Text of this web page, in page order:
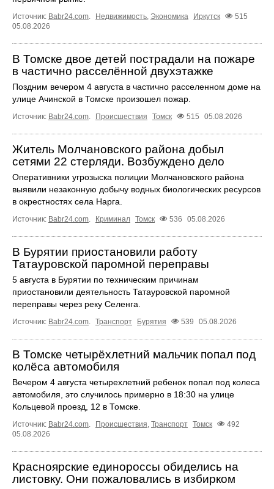
Источник: Babr24.com. Недвижимость, Экономика Иркутск
515
05.08.2026
В Томске двое детей пострадали на пожаре
в частично расселённой двухэтажке
Поздним вечером 4 августа в частично расселенном доме на
улице Ачинской в Томске произошел пожар.
Источник: Babr24.com. Происшествия Томск 515 05.08.2026
Житель Молчановского района добыл
сетями 22 стерляди. Возбуждено дело
Оперативники угрозыска полиции Молчановского района
выявили незаконную добычу водных биологических ресурсов
в окрестностях села Нарга.
Источник: Babr24.com. Криминал Томск 536 05.08.2026
В Бурятии приостановили работу
Татауровской паромной переправы
5 августа в Бурятии по техническим причинам
приостановили деятельность Татауровской паромной
переправы через реку Селенга.
Источник: Babr24.com. Транспорт Бурятия 539 05.08.2026
В Томске четырёхлетний мальчик попал под
колёса автомобиля
Вечером 4 августа четырехлетний ребенок попал под колеса
автомобиля, это случилось примерно в 18:30 на улице
Кольцевой проезд, 12 в Томске.
Источник: Babr24.com. Происшествия, Транспорт Томск
492
05.08.2026
Красноярские единороссы обиделись на
листовку. Они пожаловались в избирком